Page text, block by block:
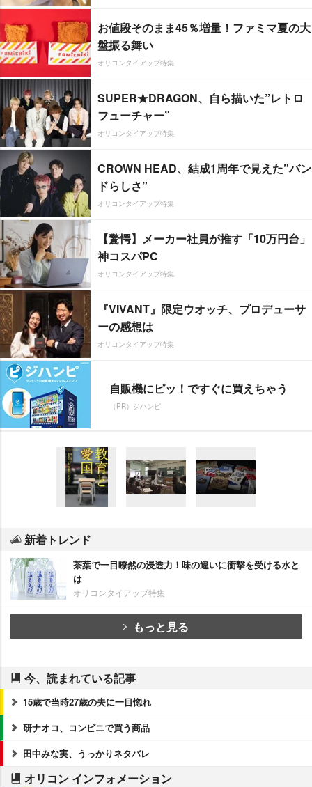
お値段そのまま45％増量！ファミマ夏の大
盤振る舞い
オリコンタイアップ特集
SUPER★DRAGON、自ら描いた”レトロ
フューチャー”
オリコンタイアップ特集
CROWN HEAD、結成1周年で見えた”バン
ドらしさ”
オリコンタイアップ特集
【驚愕】メーカー社員が推す「10万円台」
神コスパPC
オリコンタイアップ特集
『VIVANT』限定ウオッチ、プロデューサ
ーの感想は
オリコンタイアップ特集
自販機にピッ！ですぐに買えちゃう
（PR）ジハンピ
新着トレンド
茶葉で一目瞭然の浸透力！味の違いに衝撃を受ける水と
は
オリコンタイアップ特集
もっと見る
今、読まれている記事
15歳で当時27歳の夫に一目惚れ
研ナオコ、コンビニで買う商品
田中みな実、うっかりネタバレ
オリコン インフォメーション